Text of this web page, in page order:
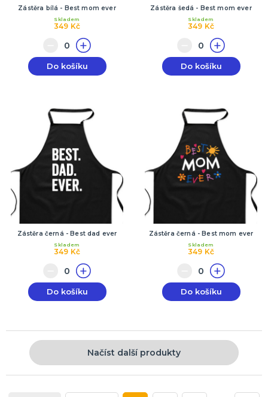
Zástěra bílá - Best mom ever
349 Kč
Skladem
Do košíku
Zástěra šedá - Best mom ever
349 Kč
Skladem
Do košíku
Zástěra černá - Best dad ever
349 Kč
Skladem
Do košíku
Zástěra černá - Best mom ever
349 Kč
Skladem
Do košíku
Načíst další produkty